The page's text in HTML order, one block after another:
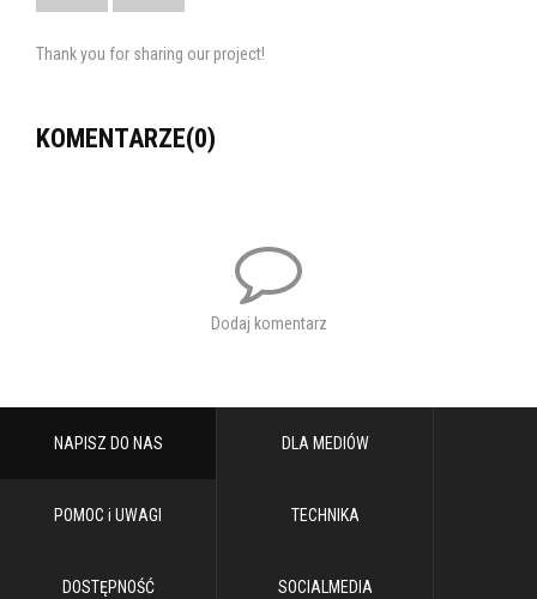
Thank you for sharing our project!
KOMENTARZE(0)
Dodaj komentarz
NAPISZ DO NAS DLA MEDIÓW
POMOC i UWAGI TECHNIKA
DOSTĘPNOŚĆ SOCIALMEDIA